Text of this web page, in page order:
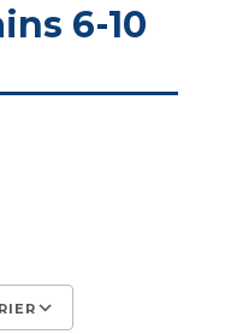
6-10